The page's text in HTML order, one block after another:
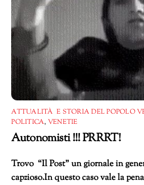
ATTUALITÀ E STORIA DEL POPOLO
POLITICA, VENETIE
Autonomisti !!! PRRRT!
Trovo “Il Post” un giornale in
capzioso.In questo caso vale la